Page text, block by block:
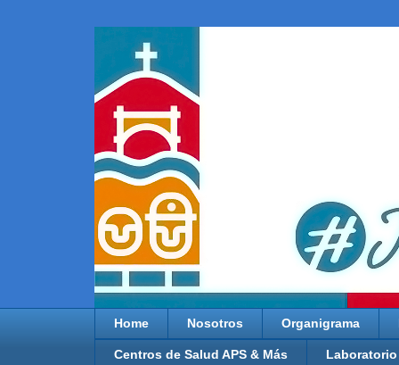
Home Nosotros Organigrama
Centros de Salud APS & Más Laboratorio